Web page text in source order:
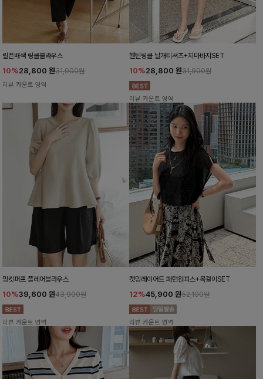
릴픈배색 링클블라우스
10%28,800 원31,900원
리뷰 카운트 영역
헨틴링클 날개티셔츠+치마바지SET
10%28,800 원31,900원
리뷰 카운트 영역
밍킷퍼프 플레어블라우스
10%39,600 원43,900원
리뷰 카운트 영역
캣밍레이어드 패턴원피스+목걸이SET
12%45,900 원52,100원
리뷰 카운트 영역